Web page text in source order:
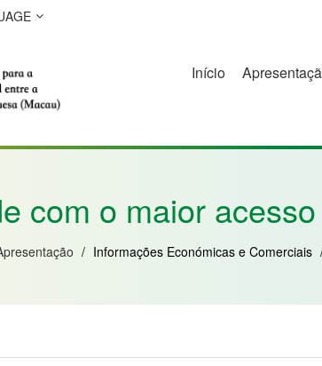
Verde
Início
com o maior
/ Informações Económicas e Comerciais